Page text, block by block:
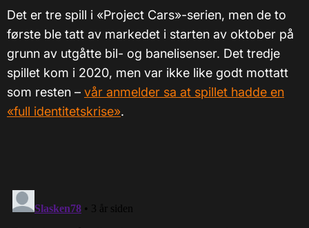
Det er tre spill i «Project Cars»-serien, men de to
første ble tatt av markedet i starten av oktober på
grunn av utgåtte bil- og banelisenser. Det tredje
spillet kom i 2020, men var ikke like godt mottatt
som resten – vår anmelder sa at spillet hadde en
«full identitetskrise».